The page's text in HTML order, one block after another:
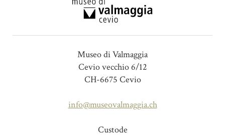
Museo di Valmaggia
Cevio vecchio 6/12
CH-6675 Cevio
info@museovalmaggia.ch
Custode